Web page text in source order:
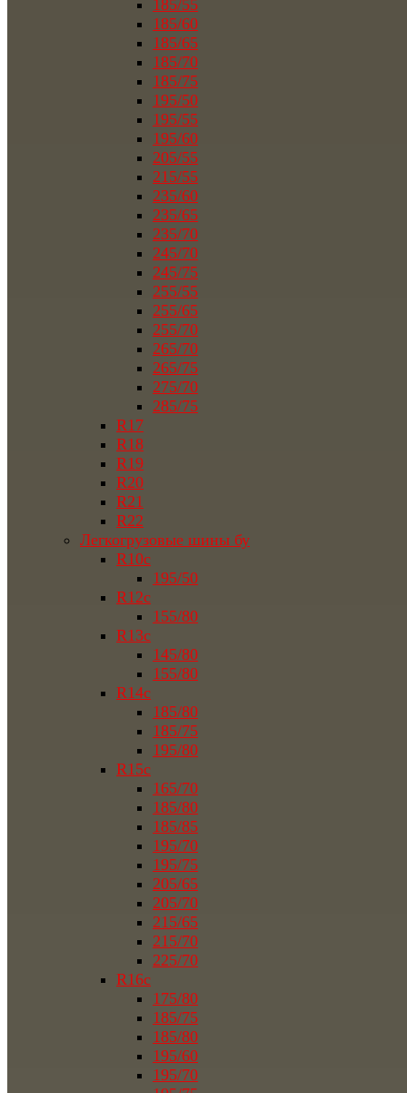
185/55
185/60
185/65
185/70
185/75
195/50
195/55
195/60
205/55
215/55
235/60
235/65
235/70
245/70
245/75
255/55
255/65
255/70
265/70
265/75
275/70
285/75
R17
R18
R19
R20
R21
R22
Легкогрузовые шины бу
R10c
195/50
R12c
155/80
R13c
145/80
155/80
R14c
185/80
185/75
195/80
R15c
165/70
185/80
185/85
195/70
195/75
205/65
205/70
215/65
215/70
225/70
R16c
175/80
185/75
185/80
195/60
195/70